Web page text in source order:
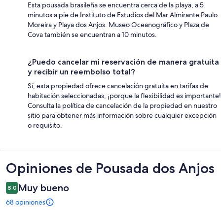
Esta pousada brasileña se encuentra cerca de la playa, a 5
minutos a pie de Instituto de Estudios del Mar Almirante Paulo
Moreira y Playa dos Anjos. Museo Oceanográfico y Plaza de
Cova también se encuentran a 10 minutos.
¿Puedo cancelar mi reservación de manera gratuita
y recibir un reembolso total?
Sí, esta propiedad ofrece cancelación gratuita en tarifas de
habitación seleccionadas, ¡porque la flexibilidad es importante!
Consulta la política de cancelación de la propiedad en nuestro
sitio para obtener más información sobre cualquier excepción
o requisito.
Opiniones
Opiniones de Pousada dos Anjos
8.0 Muy bueno
68 opiniones